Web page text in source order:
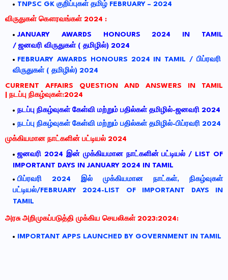
TNPSC GK குறிப்புகள் தமிழ் FEBRUARY – 2024
விருதுகள் கௌரவங்கள்2024 :
JANUARY AWARDS HONOURS 2024 IN TAMIL
/ ஜனவரி விருதுகள்( தமிழில்) 2024
FEBRUARY AWARDS HONOURS 2024 IN TAMIL / பிப்ரவரி
விருதுகள் ( தமிழில்) 2024
CURRENT AFFAIRS QUESTION AND ANSWERS IN TAMIL
நடப்பு நிகழ்வுகள்:2024
நடப்பு நிகழ்வுகள் கேள்வி மற்றும் பதில்கள் தமிழில்-ஜனவரி 2024
நடப்பு நிகழ்வுகள் கேள்வி மற்றும் பதில்கள் தமிழில்-பிப்ரவரி 2024
முக்கியமான நாட்களின் பட்டியல் 2024
ஜனவரி 2024 இன் முக்கியமான நாட்களின் பட்டியல் / LIST OF
IMPORTANT DAYS IN JANUARY 2024 IN TAMIL
பிப்ரவரி 2024 இல் முக்கியமான நாட்கள், நிகழ்வுகள்
பட்டியல்/FEBRUARY 2024-LIST OF IMPORTANT DAYS IN
TAMIL
அரசு அறிமுகப்படுத்தி முக்கிய செயலிகள் 2023:2024:
IMPORTANT APPS LAUNCHED BY GOVERNMENT IN TAMIL